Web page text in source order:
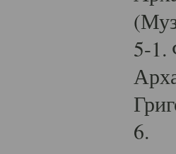
5-1.
6.